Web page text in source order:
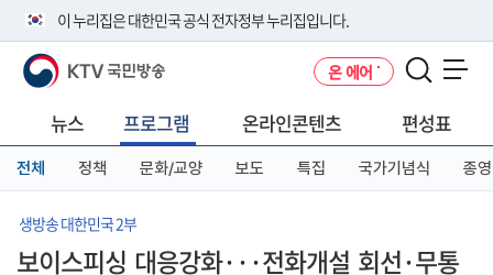
이 누리집은 대한민국 공식 전자정부 누리집입니다.
공식 누리집 주소 확인하기
니다.
이밖에 or.kr 또는 .kr등 다른 도메인 주소를 사용하고 있다면 아래 URL에
서 도메인 주소를 확인해 보세요
KTV 국민방송 온 에어
뉴스 프로그램 온라인콘텐츠 편성표
전체 정책 문화/교양 보도 특집 국가기념식 종영
생방송 대한민국 2부
보이스피싱 대응강화···전화개설 회선·무통